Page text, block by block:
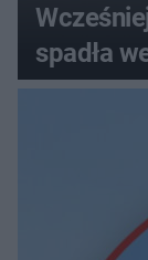
spadła